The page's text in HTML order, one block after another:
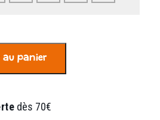
au panier
dès 70€